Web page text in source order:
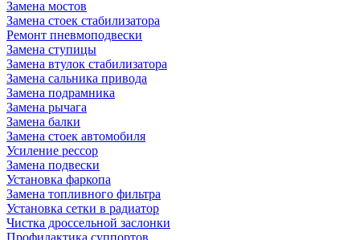
Замена мостов
Замена стоек стабилизатора
Ремонт пневмоподвески
Замена ступицы
Замена втулок стабилизатора
Замена сальника привода
Замена подрамника
Замена рычага
Замена балки
Замена стоек автомобиля
Усиление рессор
Замена подвески
Установка фаркопа
Замена топливного фильтра
Установка сетки в радиатор
Чистка дроссельной заслонки
Профилактика суппортов